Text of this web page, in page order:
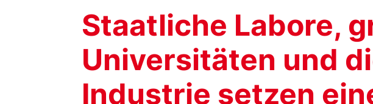
Staatliche Labore,
Universitäten und
Industrie setzen